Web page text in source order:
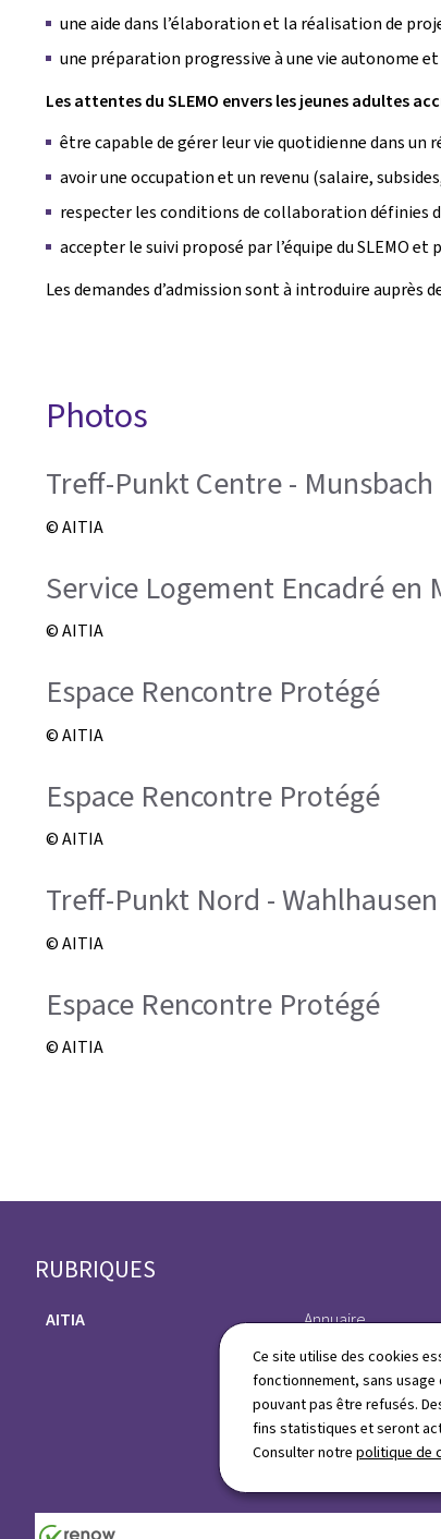
Ce site utilise des cookies
fonctionnement, sans usage
pouvant pas être refusés.
fins statistiques et seront
Consulter notre politique de
une aide dans l’élaboration et la réalisation de
une préparation progressive à une vie autonome
Les attentes du SLEMO envers les jeunes adultes
être capable de gérer leur vie quotidienne dans un
avoir une occupation et un revenu (salaire,
respecter les conditions de collaboration définies
accepter le suivi proposé par l’équipe du SLEMO
Les demandes d’admission sont à introduire auprès
Photos
Treff-Punkt Centre - Munsbach
© AITIA
Service Logement Encadré en
© AITIA
Espace Rencontre Protégé
© AITIA
Espace Rencontre Protégé
© AITIA
Treff-Punkt Nord - Wahlhausen
© AITIA
Espace Rencontre Protégé
© AITIA
Pied
de
RUBRIQUES
AITIA Annuaire